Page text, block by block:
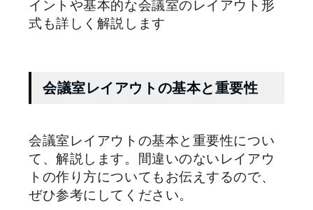
イントや基本的な会議室のレイアウト形
式も詳しく解説します
会議室レイアウトの基本と重要性
会議室レイアウトの基本と重要性につい
て、解説します。間違いのないレイアウ
トの作り方についてもお伝えするので、
ぜひ参考にしてください。